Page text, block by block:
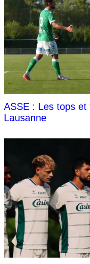
ASSE : Les tops
Lausanne